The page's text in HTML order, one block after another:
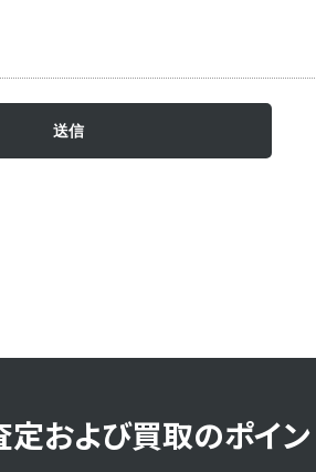
および買取のポイン